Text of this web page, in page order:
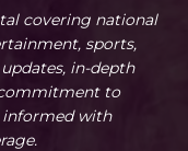
covering national
sports,
in-depth
to
informed with